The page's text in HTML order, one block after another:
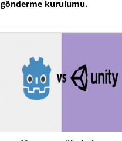
gönderme kurulumu.